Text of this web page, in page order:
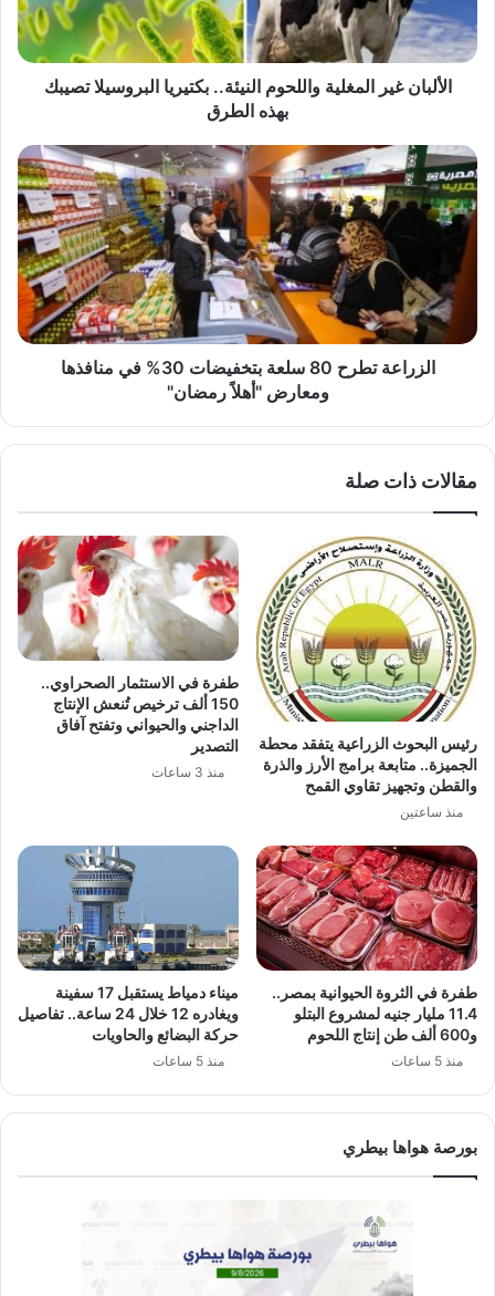
البروسيلا
تصيبك
بهذه
الطرقالألبان غير المغلية واللحوم النيئة.. بكتيريا البروسيلا تصيبك
بهذه الطرق
الزراعة
تطرح
80
سلعة
بتخفيضات
30%
منافذها
ومعارض
الزراعة تطرح 80 سلعة بتخفيضات 30% في منافذها
ومعارض "أهلاً رمضان"
مقالات ذات صلة
رئيس البحوث الزراعية يتفقد محطة
الجميزة.. متابعة برامج الأرز والذرة
والقطن وتجهيز تقاوي القمح
منذ ساعتين
طفرة في الاستثمار الصحراوي..
150 ألف ترخيص تُنعش الإنتاج
الداجني والحيواني وتفتح آفاق
التصدير
منذ 3 ساعات
طفرة في الثروة الحيوانية بمصر..
11.4 مليار جنيه لمشروع البتلو
و600 ألف طن إنتاج اللحوم
منذ 5 ساعات
ميناء دمياط يستقبل 17 سفينة
ويغادره 12 خلال 24 ساعة.. تفاصيل
حركة البضائع والحاويات
منذ 5 ساعات
بورصة هواها بيطري